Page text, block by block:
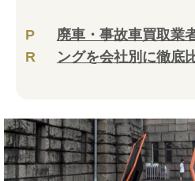
P
R
廃車・事故車買取業
ングを会社別に徹底